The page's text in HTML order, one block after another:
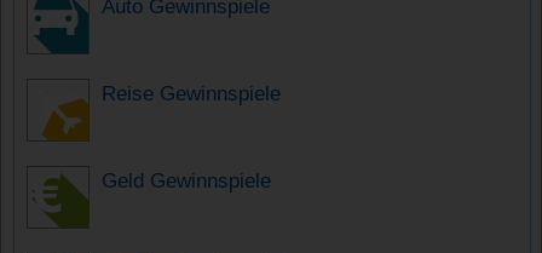
Auto Gewinnspiele
Reise Gewinnspiele
Geld Gewinnspiele